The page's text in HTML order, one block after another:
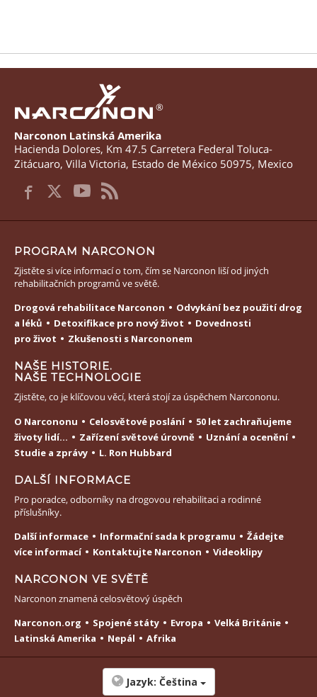
®
Narconon Latinská Amerika
Hacienda Dolores, Km 47.5 Carretera Federal Toluca-
Zitácuaro, Villa Victoria, Estado de México 50975, Mexico
PROGRAM NARCONON
Zjistěte si více informací o tom, čím se Narconon liší od jiných
rehabilitačních programů ve světě.
Drogová rehabilitace Narconon
Odvykání bez použití drog
a léků
Detoxifikace pro nový život
Dovednosti
pro život
Zkušenosti s Narcononem
NAŠE HISTORIE.
NAŠE TECHNOLOGIE
Zjistěte, co je klíčovou věcí, která stojí za úspěchem Narcononu.
O Narcononu
Celosvětové poslání
50 let zachraňujeme
životy lidí...
Zařízení světové úrovně
Uznání a ocenění
Studie a zprávy
L. Ron Hubbard
DALŠÍ INFORMACE
Pro poradce, odborníky na drogovou rehabilitaci a rodinné
příslušníky.
Další informace
Informační sada k programu
Žádejte
více informací
Kontaktujte Narconon Videoklipy
NARCONON VE SVĚTĚ
Narconon znamená celosvětový úspěch
Narconon.org
Spojené státy Evropa
Velká Británie
Latinská Amerika
Nepál Afrika
Jazyk: Čeština